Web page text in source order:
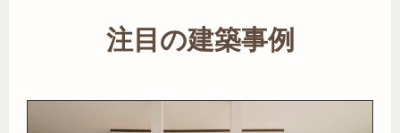
注目の建築事例